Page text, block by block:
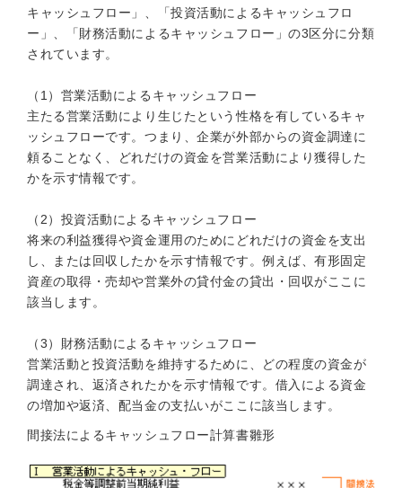
キャッシュフロー」、「投資活動によるキャッシュフロ
ー」、「財務活動によるキャッシュフロー」の3区分に分類
されています。
（1）営業活動によるキャッシュフロー
主たる営業活動により生じたという性格を有しているキャ
ッシュフローです。つまり、企業が外部からの資金調達に
頼ることなく、どれだけの資金を営業活動により獲得した
かを示す情報です。
（2）投資活動によるキャッシュフロー
将来の利益獲得や資金運用のためにどれだけの資金を支出
し、または回収したかを示す情報です。例えば、有形固定
資産の取得・売却や営業外の貸付金の貸出・回収がここに
該当します。
（3）財務活動によるキャッシュフロー
営業活動と投資活動を維持するために、どの程度の資金が
調達され、返済されたかを示す情報です。借入による資金
の増加や返済、配当金の支払いがここに該当します。
間接法によるキャッシュフロー計算書雛形